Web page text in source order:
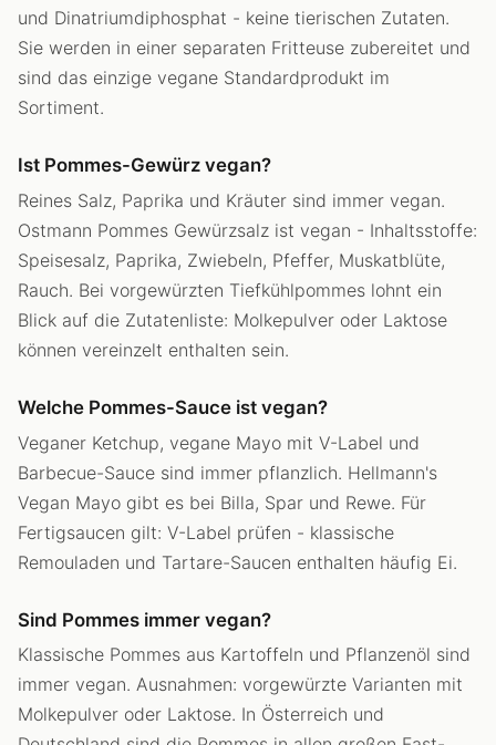
und Dinatriumdiphosphat - keine tierischen Zutaten.
Sie werden in einer separaten Fritteuse zubereitet und
sind das einzige vegane Standardprodukt im
Sortiment.
Ist Pommes-Gewürz vegan?
Reines Salz, Paprika und Kräuter sind immer vegan.
Ostmann Pommes Gewürzsalz ist vegan - Inhaltsstoffe:
Speisesalz, Paprika, Zwiebeln, Pfeffer, Muskatblüte,
Rauch. Bei vorgewürzten Tiefkühlpommes lohnt ein
Blick auf die Zutatenliste: Molkepulver oder Laktose
können vereinzelt enthalten sein.
Welche Pommes-Sauce ist vegan?
Veganer Ketchup, vegane Mayo mit V-Label und
Barbecue-Sauce sind immer pflanzlich. Hellmann's
Vegan Mayo gibt es bei Billa, Spar und Rewe. Für
Fertigsaucen gilt: V-Label prüfen - klassische
Remouladen und Tartare-Saucen enthalten häufig Ei.
Sind Pommes immer vegan?
Klassische Pommes aus Kartoffeln und Pflanzenöl sind
immer vegan. Ausnahmen: vorgewürzte Varianten mit
Molkepulver oder Laktose. In Österreich und